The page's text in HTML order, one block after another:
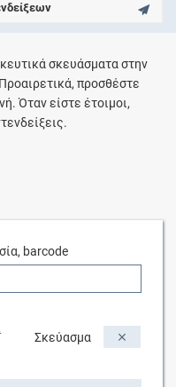
σκευάσματα στην
προσθέστε
Όταν είστε έτοιμοι,
barcode
Σκεύασμα